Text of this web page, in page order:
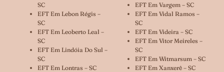
SC
EFT Em Lebon Régis –
SC
EFT Em Leoberto Leal –
SC
EFT Em Lindóia Do Sul –
SC
EFT Em Lontras – SC
EFT Em Vargem – SC
EFT Em Vidal Ramos –
SC
EFT Em Videira – SC
EFT Em Vitor Meireles –
SC
EFT Em Witmarsum – SC
EFT Em Xanxerê – SC